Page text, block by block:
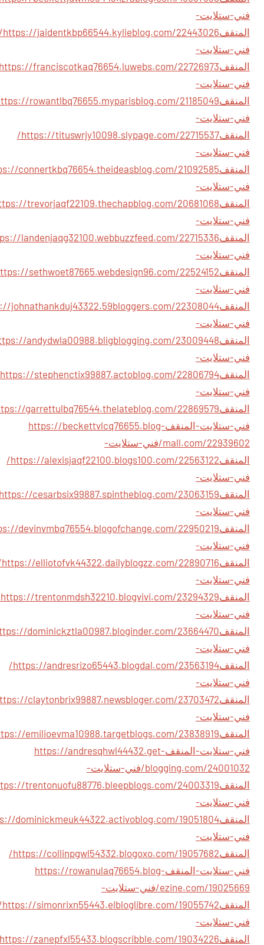
فني-ستلايت-
المنقف
22443026/
فني-ستلايت-
المنقف
فني-ستلايت-
المنقف
فني-ستلايت-
المنقف
https://tituswrjy10098.slypage.com/22715537/
فني-ستلايت-
المنقف
فني-ستلايت-
المنقف
فني-ستلايت-
المنقف
فني-ستلايت-
المنقف
فني-ستلايت-
المنقف
فني-ستلايت-
المنقف
فني-ستلايت-
المنقف
فني-ستلايت-
المنقف
فني-ستلايت-المنقفhttps://beckettvlcq76655.blog-
mall.com/22939602/فني-ستلايت-
المنقف
https://alexisjaqf22100.blogs100.com/22563122/
فني-ستلايت-
المنقف
فني-ستلايت-
المنقف
فني-ستلايت-
المنقف
22890716/
فني-ستلايت-
المنقف
فني-ستلايت-
المنقف
فني-ستلايت-
المنقف
https://andresrizo65443.blogdal.com/23563194/
فني-ستلايت-
المنقف
فني-ستلايت-
المنقف
فني-ستلايت-المنقفhttps://andresqhwl44432.get-
blogging.com/24001032/فني-ستلايت-
المنقف
فني-ستلايت-
المنقف
فني-ستلايت-
المنقف
https://collinpgwl54332.blogoxo.com/19057682/
فني-ستلايت-المنقفhttps://rowanulaq76654.blog-
ezine.com/19025669/فني-ستلايت-
المنقف
19055742/
فني-ستلايت-
المنقف